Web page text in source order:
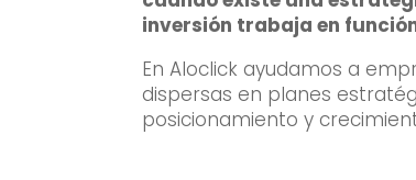
inversión trabaja en
En Aloclick ayudamos a
dispersas en planes
posicionamiento y